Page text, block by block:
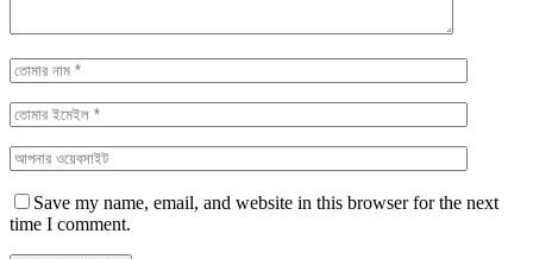
Save my name, email, and website in this browser for the next
time I comment.